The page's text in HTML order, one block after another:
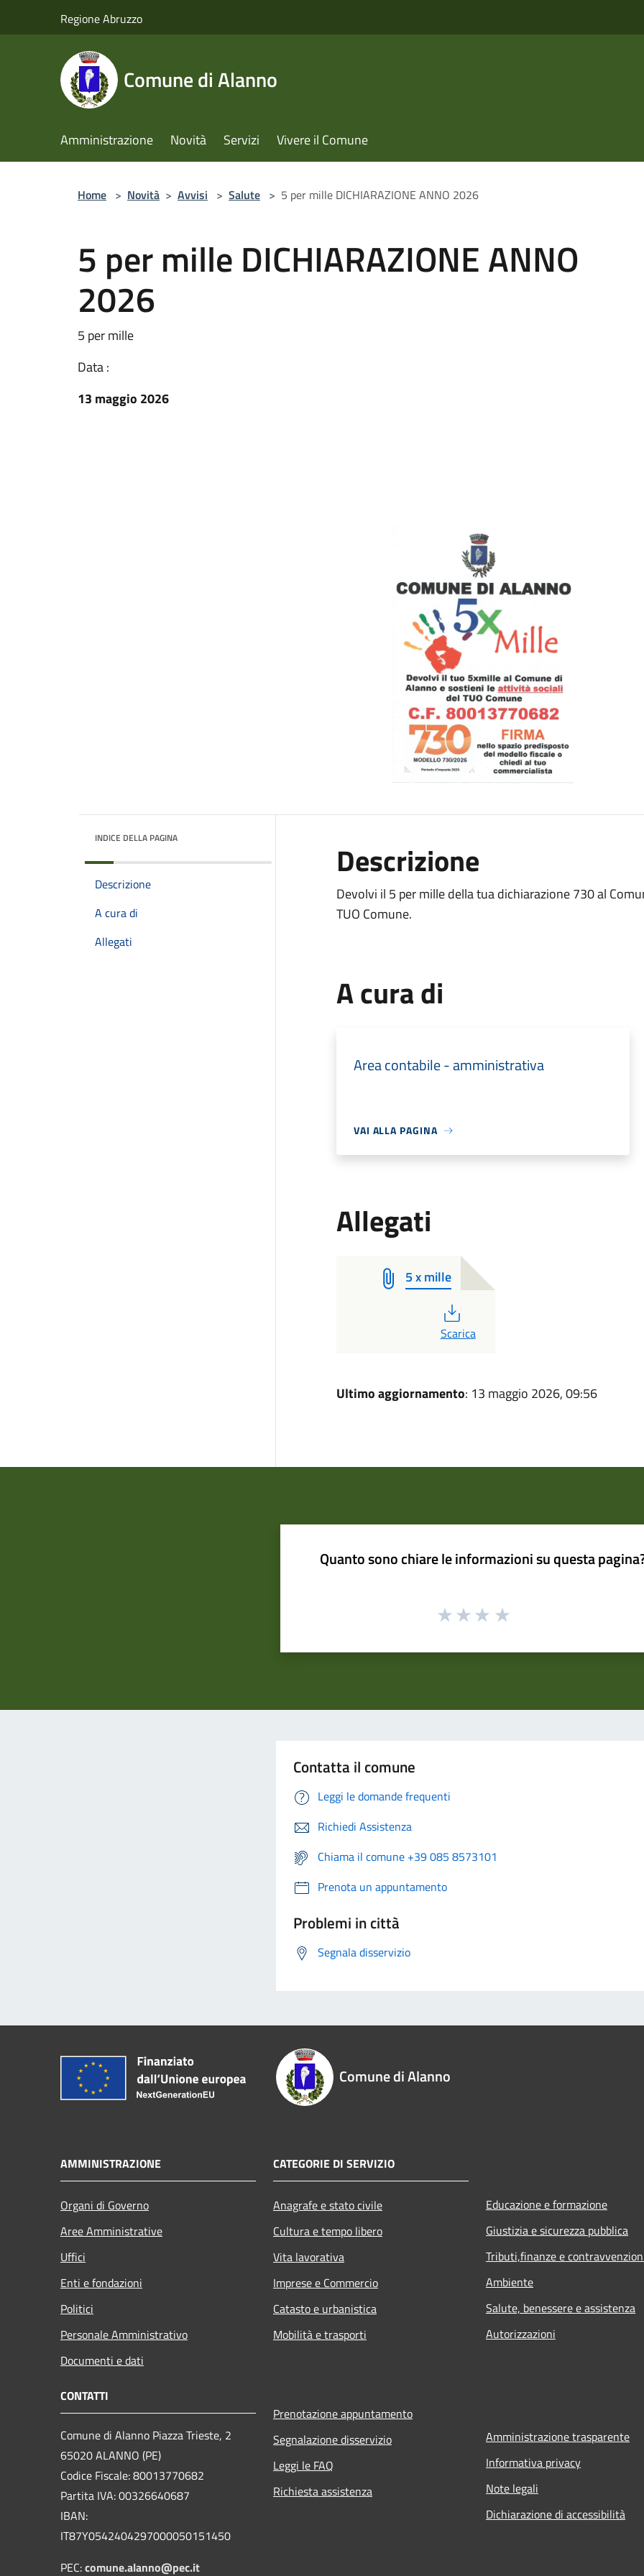
Regione Abruzzo
Comune di Alanno
Amministrazione Novità Servizi Vivere il Comune
Home > Novità > Avvisi > Salute > 5 per mille DICHIARAZIONE ANNO 2026
5 per mille DICHIARAZIONE ANNO
2026
5 per mille
Data :
13 maggio 2026
INDICE DELLA PAGINA
Descrizione
A cura di
Allegati
Descrizione
Devolvi il 5 per mille della tua dichiarazione 730 al
TUO Comune.
A cura di
Area contabile - amministrativa
VAI ALLA PAGINA
Allegati
5 x mille
PDF
Scarica
Ultimo aggiornamento: 13 maggio 2026, 09:56
Quanto sono chiare le informazioni su questa
Contatta il comune
Leggi le domande frequenti
Richiedi Assistenza
Chiama il comune +39 085 8573101
Prenota un appuntamento
Problemi in città
Segnala disservizio
Comune di Alanno
AMMINISTRAZIONE
Organi di Governo
Aree Amministrative
Uffici
Enti e fondazioni
Politici
Personale Amministrativo
Documenti e dati
CATEGORIE DI SERVIZIO
Anagrafe e stato civile
Cultura e tempo libero
Vita lavorativa
Imprese e Commercio
Catasto e urbanistica
Mobilità e trasporti
Educazione e formazione
Giustizia e sicurezza pubblica
Tributi,finanze e
Ambiente
Salute, benessere e assistenza
Autorizzazioni
CONTATTI
Comune di Alanno Piazza Trieste, 2
65020 ALANNO (PE)
Codice Fiscale: 80013770682
Partita IVA: 00326640687
IBAN:
IT87Y0542404297000050151450
PEC:comune.alanno@pec.it
Prenotazione appuntamento
Segnalazione disservizio
Leggi le FAQ
Richiesta assistenza
Amministrazione trasparente
Informativa privacy
Note legali
Dichiarazione di accessibilità